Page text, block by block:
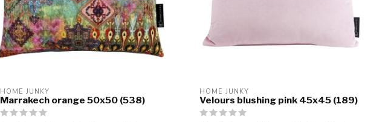
HOME JUNKY
Marrakech orange 50x50 (538)
HOME JUNKY
Velours blushing pink 45x45 (189)